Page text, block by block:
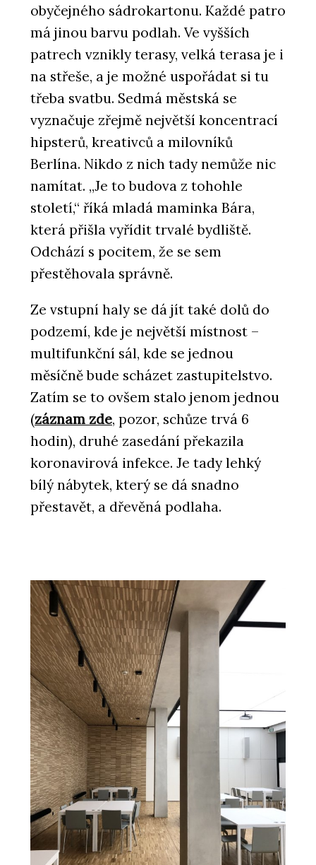
obyčejného sádrokartonu. Každé patro
má jinou barvu podlah. Ve vyšších
patrech vznikly terasy, velká terasa je i
na střeše, a je možné uspořádat si tu
třeba svatbu. Sedmá městská se
vyznačuje zřejmě největší koncentrací
hipsterů, kreativců a milovníků
Berlína. Nikdo z nich tady nemůže nic
namítat. „Je to budova z tohohle
století,“ říká mladá maminka Bára,
která přišla vyřídit trvalé bydliště.
Odchází s pocitem, že se sem
přestěhovala správně.
Ze vstupní haly se dá jít také dolů do
podzemí, kde je největší místnost –
multifunkční sál, kde se jednou
měsíčně bude scházet zastupitelstvo.
Zatím se to ovšem stalo jenom jednou
(záznam zde, pozor, schůze trvá 6
hodin), druhé zasedání překazila
koronavirová infekce. Je tady lehký
bílý nábytek, který se dá snadno
přestavět, a dřevěná podlaha.